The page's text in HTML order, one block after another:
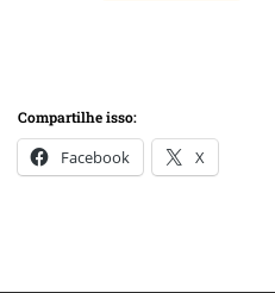
Compartilhe isso:
Facebook X